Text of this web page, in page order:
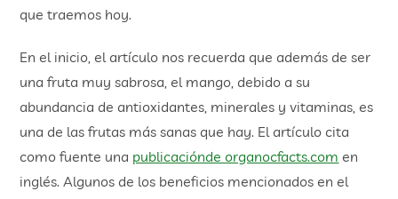
que traemos hoy.
En el inicio, el artículo nos recuerda que además de ser
una fruta muy sabrosa, el mango, debido a su
abundancia de antioxidantes, minerales y vitaminas, es
una de las frutas más sanas que hay. El artículo cita
como fuente una publicaciónde organocfacts.com en
inglés. Algunos de los beneficios mencionados en el